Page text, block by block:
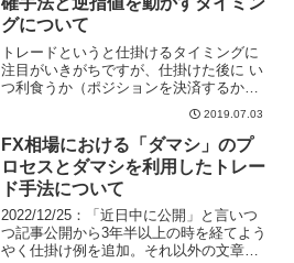
グについて
トレードというと仕掛けるタイミングに
注目がいきがちですが、仕掛けた後に い
つ利食うか（ポジションを決済するか）
値・安値へのトレール的移動）という2点
についても前々から考えておく（決めて
おく）ことが重要で...
2019.07.03
FX相場における「ダマシ」のプ
ロセスとダマシを利用したトレー
ド手法について
2022/12/25：「近日中に公開」と言いつ
つ記事公開から3年半以上の時を経てよう
やく仕掛け例を追加。それ以外の文章に